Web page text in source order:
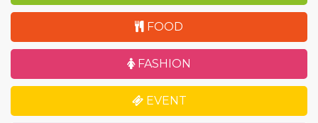
FOOD
FASHION
EVENT